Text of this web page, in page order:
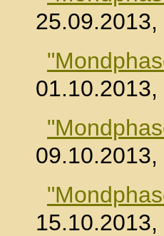
25.09.2013,
01.10.2013,
09.10.2013,
15.10.2013,